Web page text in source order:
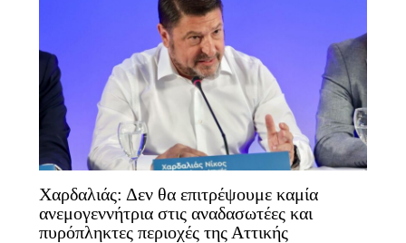
Χαρδαλιάς: Δεν θα επιτρέψουμε καμία
ανεμογεννήτρια στις αναδασωτέες και
πυρόπληκτες περιοχές της Αττικής